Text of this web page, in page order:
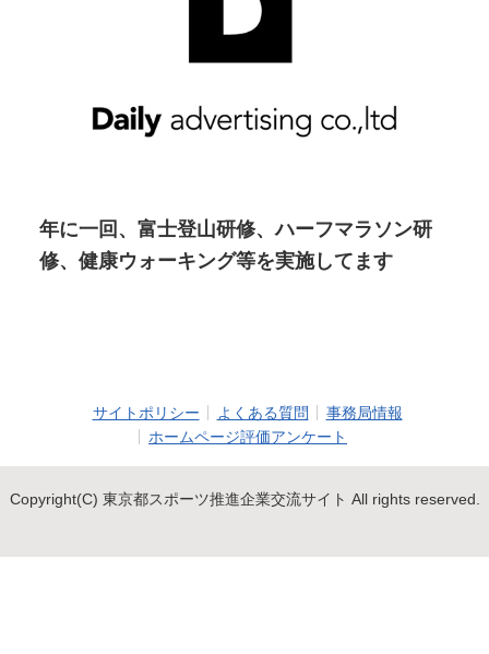
年に一回、富士登山研修、ハーフマラソン研
修、健康ウォーキング等を実施してます
サイトポリシー よくある質問
事務局情報
ホームページ評価アンケート
Copyright(C) 東京都スポーツ推進企業交流サイト All rights reserved.